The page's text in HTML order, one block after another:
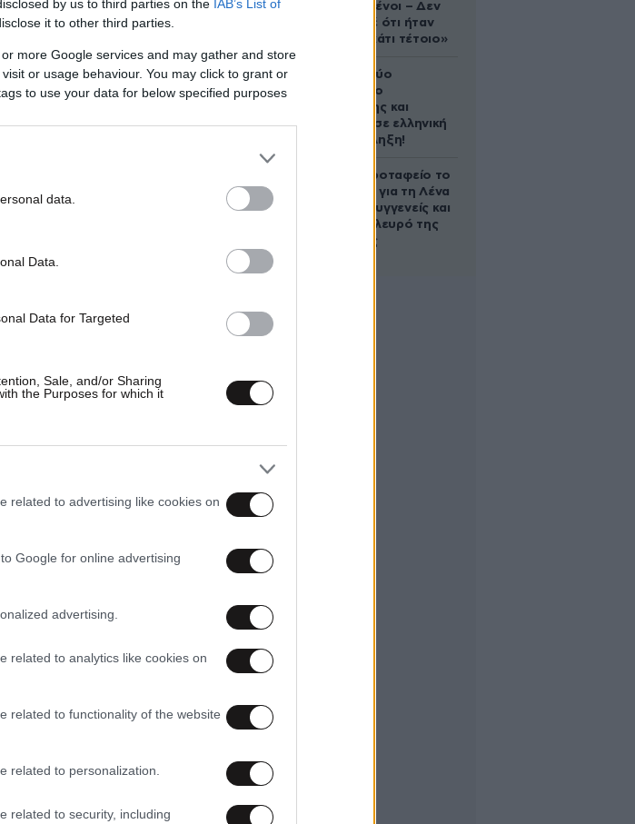
by us to third parties on the IAB’s List of
it to other third parties.
more Google services and may gather and store
or usage behaviour. You may click to grant or
to use your data for below specified purposes
data.
Data.
Data for Targeted
Sale, and/or Sharing
the Purposes for which it
related to advertising like cookies on
Google for online advertising
advertising.
related to analytics like cookies on
related to functionality of the website
related to personalization.
related to security, including
(ΔΑΕΕΒ)
των επαφών και των
της παραμονής του
που βρέθηκαν
βρίσκονται:
συντετριμμένοι – Δεν
έδειξε ποτέ ότι ήταν
ικανός για κάτι τέτοιο»
Ακυρώνει δύο
συμβόλαια ο
Λαρεντζάκης και
υπογράφει σε ελληνική
ομάδα-έκπληξη!
Στο Α’ Νεκροταφείο το
μνημόσυνο για τη Λένα
Σαμαρά – Συγγενείς και
φίλοι στο πλευρό της
οικογένειας